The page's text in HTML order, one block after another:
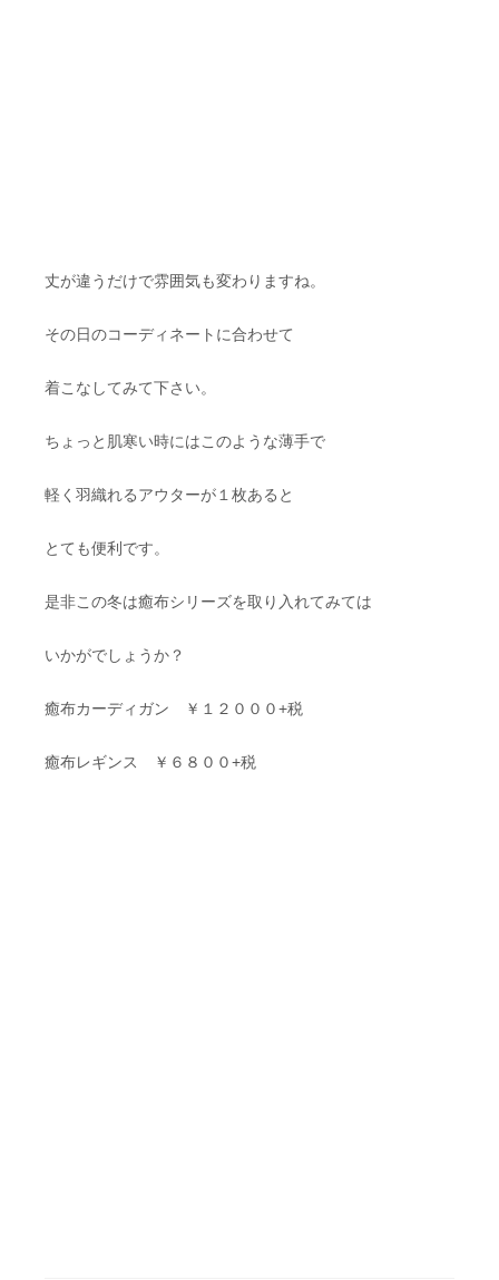
丈が違うだけで雰囲気も変わりますね。
その日のコーディネートに合わせて
着こなしてみて下さい。
ちょっと肌寒い時にはこのような薄手で
軽く羽織れるアウターが１枚あると
とても便利です。
是非この冬は癒布シリーズを取り入れてみては
いかがでしょうか？
癒布カーディガン ￥１２０００+税
癒布レギンス ￥６８００+税